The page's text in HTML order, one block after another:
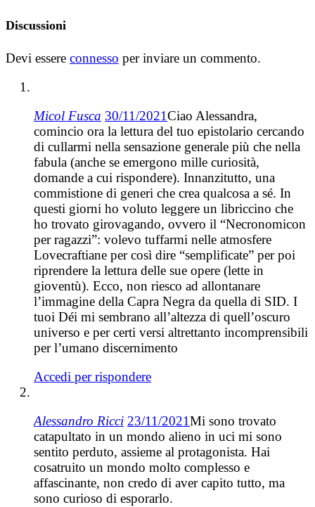
Discussioni
Devi essere connesso per inviare un commento.
Micol Fusca 30/11/2021Ciao Alessandra,
comincio ora la lettura del tuo epistolario cercando
di cullarmi nella sensazione generale più che nella
fabula (anche se emergono mille curiosità,
domande a cui rispondere). Innanzitutto, una
commistione di generi che crea qualcosa a sé. In
questi giorni ho voluto leggere un libriccino che
ho trovato girovagando, ovvero il “Necronomicon
per ragazzi”: volevo tuffarmi nelle atmosfere
Lovecraftiane per così dire “semplificate” per poi
riprendere la lettura delle sue opere (lette in
gioventù). Ecco, non riesco ad allontanare
l’immagine della Capra Negra da quella di SID. I
tuoi Déi mi sembrano all’altezza di quell’oscuro
universo e per certi versi altrettanto incomprensibili
per l’umano discernimento
Accedi per rispondere
Alessandro Ricci 23/11/2021Mi sono trovato
catapultato in un mondo alieno in uci mi sono
sentito perduto, assieme al protagonista. Hai
cosatruito un mondo molto complesso e
affascinante, non credo di aver capito tutto, ma
sono curioso di esporarlo.